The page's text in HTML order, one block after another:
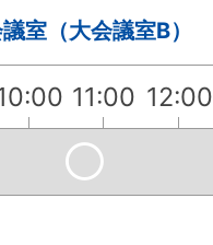
室（大会議室B）
11:00 12:00